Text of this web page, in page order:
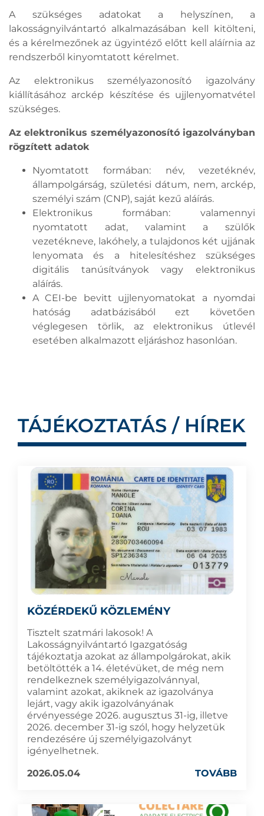
A szükséges adatokat a helyszínen, a
lakosságnyilvántartó alkalmazásában kell kitölteni,
és a kérelmezőnek az ügyintéző előtt kell aláírnia az
rendszerből kinyomtatott kérelmet.
Az elektronikus személyazonosító igazolvány
kiállításához arckép készítése és ujjlenyomatvétel
szükséges.
Az elektronikus személyazonosító igazolványban
rögzített adatok
Nyomtatott formában: név, vezetéknév,
állampolgárság, születési dátum, nem, arckép,
személyi szám (CNP), saját kezű aláírás.
Elektronikus formában: valamennyi
nyomtatott adat, valamint a szülők
vezetékneve, lakóhely, a tulajdonos két ujjának
lenyomata és a hitelesítéshez szükséges
digitális tanúsítványok vagy elektronikus
aláírás.
A CEI-be bevitt ujjlenyomatokat a nyomdai
hatóság adatbázisából ezt követően
véglegesen törlik, az elektronikus útlevél
esetében alkalmazott eljáráshoz hasonlóan.
TÁJÉKOZTATÁS / HÍREK
KÖZÉRDEKŰ KÖZLEMÉNY
Tisztelt szatmári lakosok! A
Lakosságnyilvántartó Igazgatóság
tájékoztatja azokat az állampolgárokat, akik
betöltötték a 14. életévüket, de még nem
rendelkeznek személyigazolvánnyal,
valamint azokat, akiknek az igazolványa
lejárt, vagy akik igazolványának
érvényessége 2026. augusztus 31-ig, illetve
2026. december 31-ig szól, hogy helyzetük
rendezésére új személyigazolványt
igényelhetnek.
2026.05.04
TOVÁBB